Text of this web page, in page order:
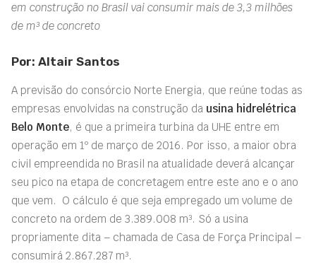
em construção no Brasil vai consumir mais de 3,3 milhões
de m³ de concreto
Por: Altair Santos
A previsão do consórcio Norte Energia, que reúne todas as
empresas envolvidas na construção da usina hidrelétrica
Belo Monte, é que a primeira turbina da UHE entre em
operação em 1º de março de 2016. Por isso, a maior obra
civil empreendida no Brasil na atualidade deverá alcançar
seu pico na etapa de concretagem entre este ano e o ano
que vem. O cálculo é que seja empregado um volume de
concreto na ordem de 3.389.008 m³. Só a usina
propriamente dita – chamada de Casa de Força Principal –
consumirá 2.867.287 m³.